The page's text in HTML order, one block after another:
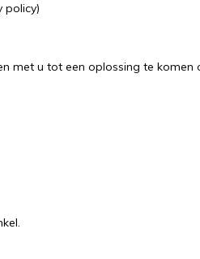
policy)
u tot een oplossing te